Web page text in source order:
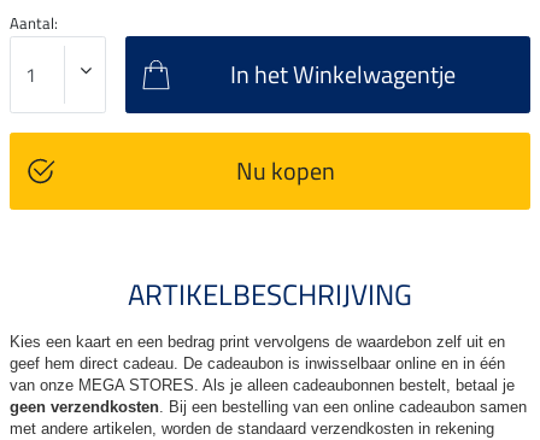
Aantal:
In het Winkelwagentje
Nu kopen
ARTIKELBESCHRIJVING
Kies een kaart en een bedrag print vervolgens de waardebon zelf uit en
geef hem direct cadeau. De cadeaubon is inwisselbaar online en in één
van onze MEGA STORES. Als je alleen cadeaubonnen bestelt, betaal je
geen verzendkosten. Bij een bestelling van een online cadeaubon samen
met andere artikelen, worden de standaard verzendkosten in rekening